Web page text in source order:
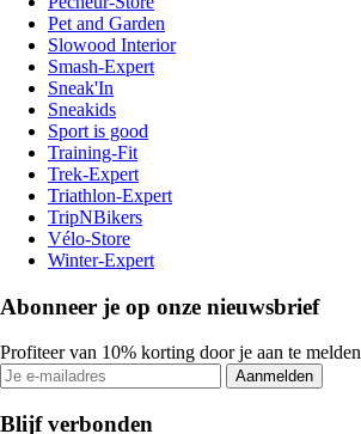
Pet and Garden
Slowood Interior
Smash-Expert
Sneak'In
Sneakids
Sport is good
Training-Fit
Trek-Expert
Triathlon-Expert
TripNBikers
Vélo-Store
Winter-Expert
Abonneer je op onze nieuwsbrief
Profiteer van 10% korting door je aan te
Aanmelden
Blijf verbonden